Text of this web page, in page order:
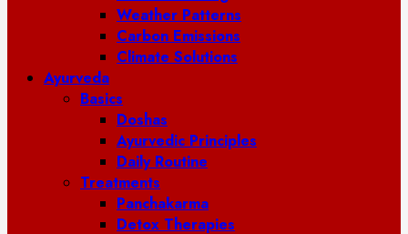
Weather Patterns
Carbon Emissions
Climate Solutions
Ayurveda
Basics
Doshas
Ayurvedic Principles
Daily Routine
Treatments
Panchakarma
Detox Therapies